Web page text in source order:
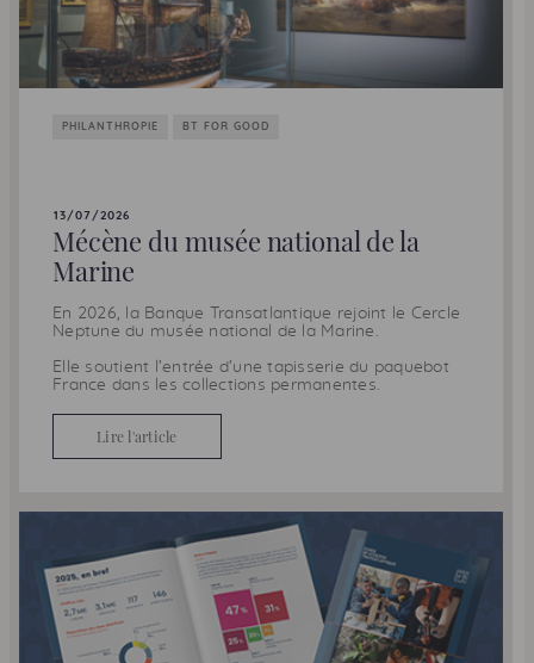
PHILANTHROPIE BT FOR GOOD
13/07/2026
Mécène du musée national de la
Marine
En 2026, la Banque Transatlantique rejoint le Cercle
Neptune du musée national de la Marine.
Elle soutient l’entrée d’une tapisserie du paquebot
France dans les collections permanentes.
Lire l'article